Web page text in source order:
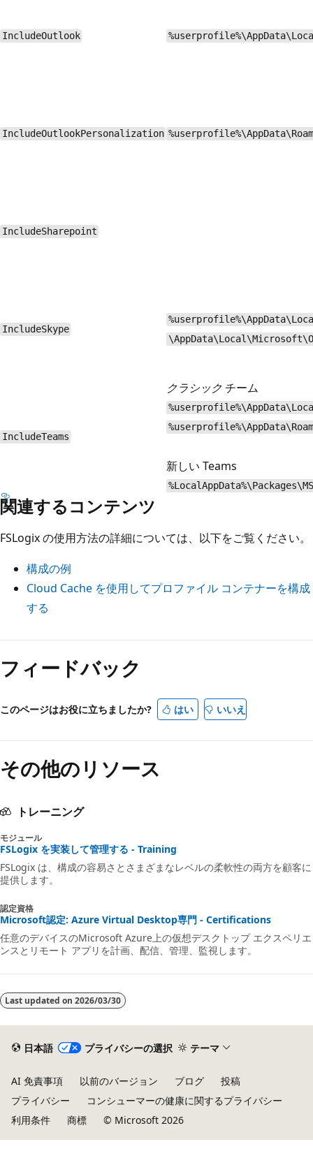
IncludeOutlook
IncludeOutlookPersonalization
IncludeSharepoint
IncludeSkype
IncludeTeams
クラシックチーム
新しい Teams
関連するコンテンツ
FSLogix の使用方法の詳細については、以下をご覧ください。
構成の例
Cloud Cache を使用してプロファイル コンテナーを構成
する
フィードバック
このページはお役に立ちましたか? はい いいえ
その他のリソース
トレーニング
モジュール
FSLogix を実装して管理する - Training
FSLogix は、構成の容易さとさまざまなレベルの柔軟性の両方を顧客に
提供します。
認定資格
Microsoft認定: Azure Virtual Desktop専門 - Certifications
任意のデバイスのMicrosoft Azure上の仮想デスクトップ エクスペリエ
ンスとリモート アプリを計画、配信、管理、監視します。
Last updated on 2026/03/30
日本語 プライバシーの選択 テーマ
AI 免責事項 以前のバージョン ブログ
投稿
プライバシー
コンシューマーの健康に関するプライバシー
利用条件
商標 © Microsoft 2026